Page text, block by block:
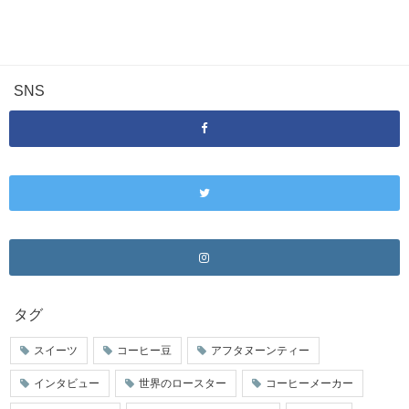
SNS
タグ
スイーツ コーヒー豆 アフタヌーンティー
インタビュー 世界のロースター コーヒーメーカー